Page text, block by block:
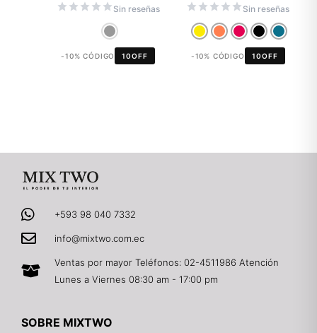
Sin reseñas
-10% CÓDIGO 10OFF
Sin reseñas
-10% CÓDIGO 10OFF
+593 98 040 7332
info@mixtwo.com.ec
Ventas por mayor Teléfonos: 02-4511986 Atención
Lunes a Viernes 08:30 am - 17:00 pm
SOBRE MIXTWO